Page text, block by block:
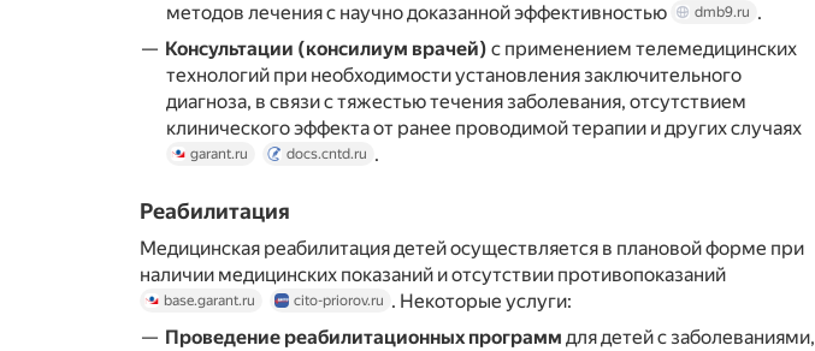
методов лечения с научно доказанной эффективностью
dmb9.ru .
Консультации (консилиум врачей) с применением телемедицинских
технологий при необходимости установления заключительного
диагноза, в связи с тяжестью течения заболевания, отсутствием
клинического эффекта от ранее проводимой терапии и других случаях
garant.ru docs.cntd.ru .
Реабилитация
Медицинская реабилитация детей осуществляется в плановой форме при
наличии медицинских показаний и отсутствии противопоказаний
base.garant.ru cito-priorov.ru . Некоторые услуги:
Проведение реабилитационных программ для детей с заболеваниями,